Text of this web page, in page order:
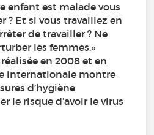
enfant est malade vous
? Et si vous travaillez en
de travailler ? Ne
les femmes.»
en 2008 et en
internationale montre
d’hygiène
le risque d’avoir le virus